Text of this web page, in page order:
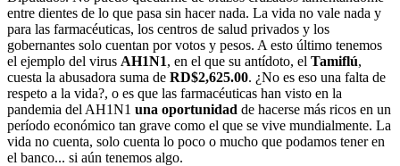
entre dientes de lo que pasa sin hacer nada. La vida no vale nada y
para las farmacéuticas, los centros de salud privados y los
gobernantes solo cuentan por votos y pesos. A esto último tenemos
el ejemplo del virus AH1N1, en el que su antídoto, el Tamiflú,
cuesta la abusadora suma de RD$2,625.00. ¿No es eso una falta de
respeto a la vida?, o es que las farmacéuticas han visto en la
pandemia del AH1N1 una oportunidad de hacerse más ricos en un
período económico tan grave como el que se vive mundialmente. La
vida no cuenta, solo cuenta lo poco o mucho que podamos tener en
el banco... si aún tenemos algo.